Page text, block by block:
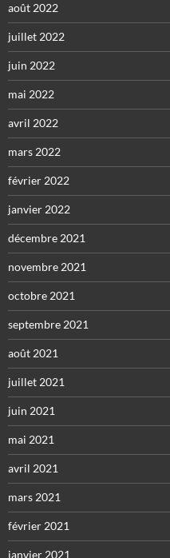
août 2022
juillet 2022
juin 2022
mai 2022
avril 2022
mars 2022
février 2022
janvier 2022
décembre 2021
novembre 2021
octobre 2021
septembre 2021
août 2021
juillet 2021
juin 2021
mai 2021
avril 2021
mars 2021
février 2021
janvier 2021